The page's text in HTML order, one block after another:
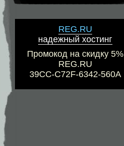
REG.RU
надежный хостинг
Промокод на скидку 5%
REG.RU
39CC-C72F-6342-560A